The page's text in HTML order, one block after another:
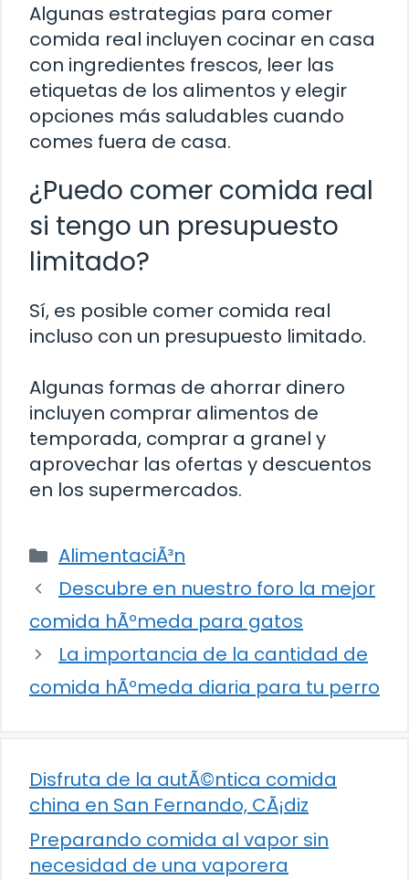
Algunas estrategias para comer
comida real incluyen cocinar en casa
con ingredientes frescos, leer las
etiquetas de los alimentos y elegir
opciones más saludables cuando
comes fuera de casa.
¿Puedo comer comida real
si tengo un presupuesto
limitado?
Sí, es posible comer comida real
incluso con un presupuesto limitado.
Algunas formas de ahorrar dinero
incluyen comprar alimentos de
temporada, comprar a granel y
aprovechar las ofertas y descuentos
en los supermercados.
Categorías
AlimentaciÃ³n
Descubre en nuestro foro la mejor
comida hÃºmeda para gatos
La importancia de la cantidad de
comida hÃºmeda diaria para tu perro
Disfruta de la autÃ©ntica comida
china en San Fernando, CÃ¡diz
Preparando comida al vapor sin
necesidad de una vaporera